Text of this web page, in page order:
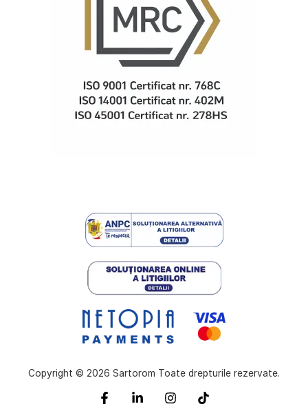
Copyright © 2026 Sartorom Toate drepturile rezervate.